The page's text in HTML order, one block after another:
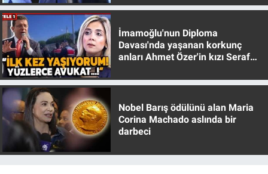
İmamoğlu'nun Diploma
Davası'nda yaşanan korkunç
anları Ahmet Özer'in kızı Seraf
Nobel Barış ödülünü alan Maria
Corina Machado aslında bir
darbeci